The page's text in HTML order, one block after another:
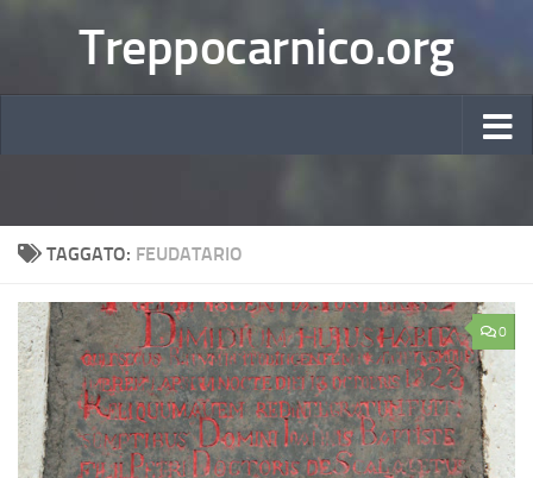
Treppocarnico.org
TAGGATO: FEUDATARIO
0